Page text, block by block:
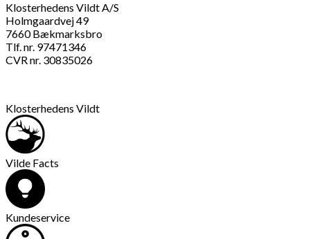
272,00 kr.
vare
har
flere
varianter.
Mulighederne
varesiden
Klosterhedens Vildt A/S
Holmgaardvej 49
7660 Bækmarksbro
Tlf. nr. 97471346
CVR nr. 30835026
Klosterhedens Vildt
Vilde Facts
Kundeservice